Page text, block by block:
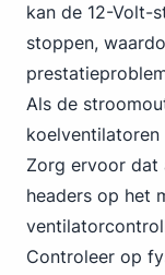
kan de 12-Volt-
stoppen,
Als de
koelventilatoren
Zorg ervoor dat
headers op het
Controleer op